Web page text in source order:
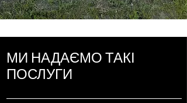
МИ НАДАЄМО ТАКІ
ПОСЛУГИ